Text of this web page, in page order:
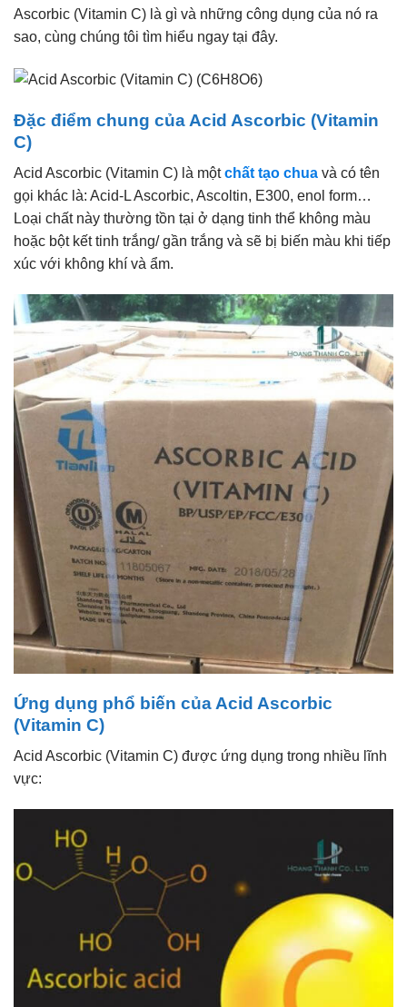
Ascorbic (Vitamin C) là gì và những công dụng của nó ra
sao, cùng chúng tôi tìm hiểu ngay tại đây.
Đặc điểm chung của Acid Ascorbic (Vitamin
C)
Acid Ascorbic (Vitamin C) là mộtchất tạo chua và có tên
gọi khác là: Acid-L Ascorbic, Ascoltin, E300, enol form…
Loại chất này thường tồn tại ở dạng tinh thể không màu
hoặc bột kết tinh trắng/ gần trắng và sẽ bị biến màu khi tiếp
xúc với không khí và ẩm.
Ứng dụng phổ biến của Acid Ascorbic
(Vitamin C)
Acid Ascorbic (Vitamin C) được ứng dụng trong nhiều lĩnh
vực: